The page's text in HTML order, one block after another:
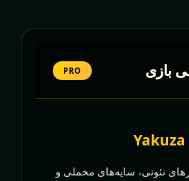
بازی PRO
نئونی، سایه‌های مخملی و